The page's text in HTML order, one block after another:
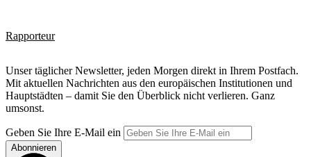
Rapporteur
Unser täglicher Newsletter, jeden Morgen direkt in Ihrem Postfach.
Mit aktuellen Nachrichten aus den europäischen Institutionen und
Hauptstädten – damit Sie den Überblick nicht verlieren. Ganz
umsonst.
Geben Sie Ihre E-Mail ein
Abonnieren